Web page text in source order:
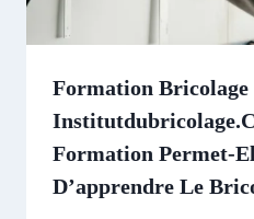
Formation Bricolage
Formation Permet-
D’apprendre Le